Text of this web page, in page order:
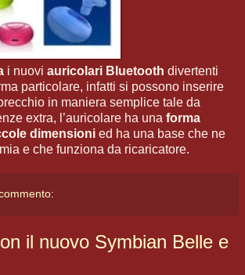
i nuovi auricolari Bluetooth divertenti
particolare, infatti si possono inserire
in maniera semplice tale da
extra, l’auricolare ha una forma
dimensioni ed ha una base che ne
e che funziona da ricaricatore.
il nuovo Symbian Belle e